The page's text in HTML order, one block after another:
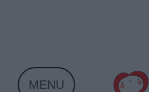
MENU